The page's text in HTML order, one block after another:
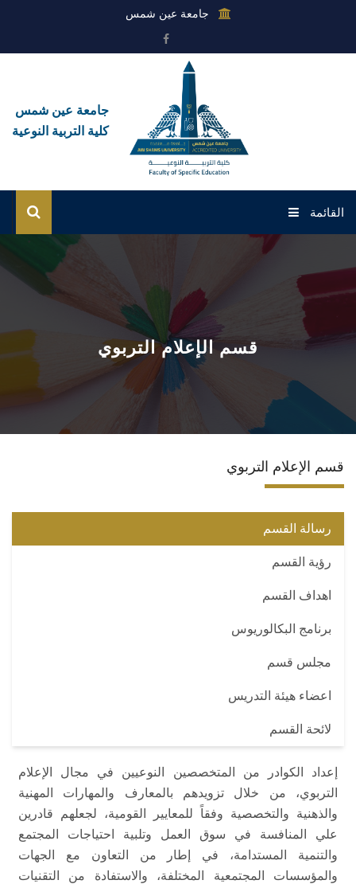
جامعة عين شمس
جامعة عين شمس
كلية التربية النوعية
القائمة
عن الكلية
القطاعات
الاقسام
البرامج الدراسية
قسم الإعلام التربوي
قسم الإعلام التربوي
رسالة القسم
رؤية القسم
اهداف القسم
برنامج البكالوريوس
مجلس قسم
اعضاء هيئة التدريس
لائحة القسم
إعداد الكوادر من المتخصصين النوعيين في مجال الإعلام
التربوي، من خلال تزويدهم بالمعارف والمهارات المهنية
والذهنية والتخصصية وفقاً للمعايير القومية، لجعلهم قادرين
علي المنافسة في سوق العمل وتلبية احتياجات المجتمع
والتنمية المستدامة، في إطار من التعاون مع الجهات
والمؤسسات المجتمعية المختلفة، والاستفادة من التقنيات